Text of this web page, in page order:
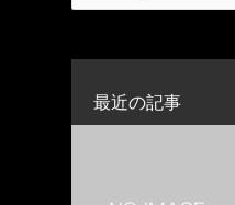
最近の記事